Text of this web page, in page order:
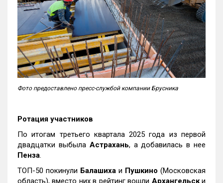
Фото предоставлено пресс-службой компании Брусника
Ротация участников
По итогам третьего квартала 2025 года из первой
двадцатки выбыла Астрахань, а добавилась в нее
Пенза.
ТОП-50 покинули Балашиха и Пушкино (Московская